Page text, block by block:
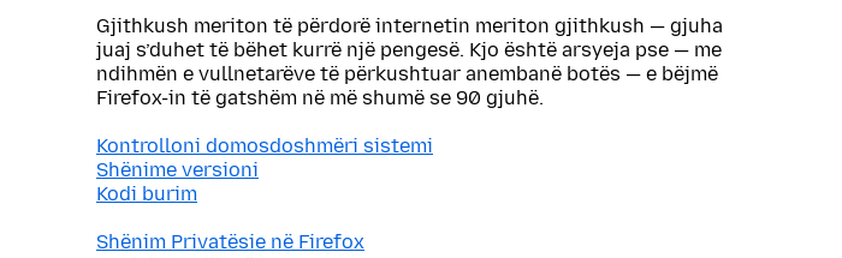
Gjithkush meriton të përdorë internetin meriton gjithkush — gjuha
juaj s’duhet të bëhet kurrë një pengesë. Kjo është arsyeja pse — me
ndihmën e vullnetarëve të përkushtuar anembanë botës — e bëjmë
Firefox-in të gatshëm në më shumë se 90 gjuhë.
Kontrolloni domosdoshmëri sistemi
Shënime versioni
Kodi burim
Shënim Privatësie në Firefox